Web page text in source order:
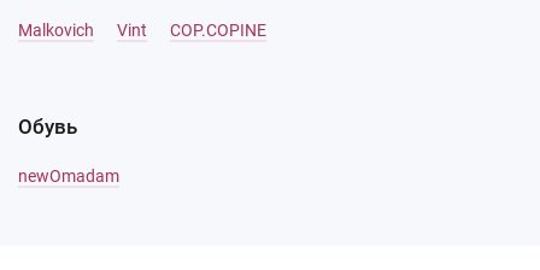
Malkovich Vint COP.COPINE
Обувь
newOmadam